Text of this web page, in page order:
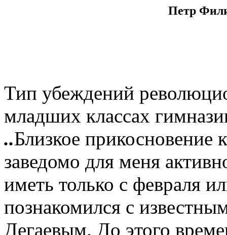
Петр
Тип убеждений
младших классах
..Близкое прикосновение
заведомо для меня
иметь только с февраля
познакомился с
Дегаевым. До этого